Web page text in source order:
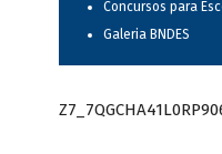
Concursos para
Galeria BNDES